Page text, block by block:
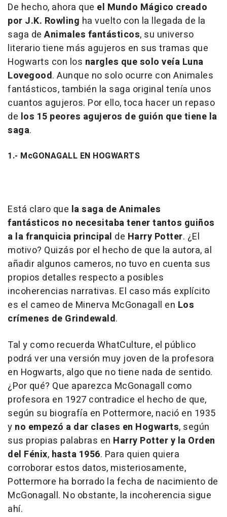
De hecho, ahora que el Mundo Mágico creado
por J.K. Rowling ha vuelto con la llegada de la
saga de Animales fantásticos, su universo
literario tiene más agujeros en sus tramas que
Hogwarts con los nargles que solo veía Luna
Lovegood. Aunque no solo ocurre con Animales
fantásticos, también la saga original tenía unos
cuantos agujeros. Por ello, toca hacer un repaso
de los 15 peores agujeros de guión que tiene la
saga.
1.- McGONAGALL EN HOGWARTS
Está claro que la saga deAnimales
fantásticos no necesitaba tener tantos guiños
a la franquicia principal de Harry Potter. ¿El
motivo? Quizás por el hecho de que la autora, al
añadir algunos cameros, no tuvo en cuenta sus
propios detalles respecto a posibles
incoherencias narrativas. El caso más explícito
es el cameo de Minerva McGonagall en Los
crímenes de Grindewald.
Tal y como recuerda WhatCulture, el público
podrá ver una versión muy joven de la profesora
en Hogwarts, algo que no tiene nada de sentido.
¿Por qué? Que aparezca McGonagall como
profesora en 1927 contradice el hecho de que,
según su biografía en Pottermore, nació en 1935
y no empezó a dar clases en Hogwarts, según
sus propias palabras en Harry Potter y la Orden
del Fénix, hasta 1956. Para quien quiera
corroborar estos datos, misteriosamente,
Pottermore ha borrado la fecha de nacimiento de
McGonagall. No obstante, la incoherencia sigue
ahí.